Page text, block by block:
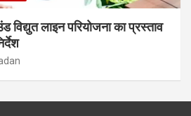
लाइन परियोजना का प्रस्ताव